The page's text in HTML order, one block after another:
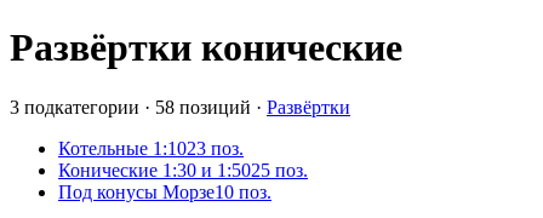
Развёртки конические
3 подкатегории · 58 позиций · Развёртки
Котельные 1:1023 поз.
Конические 1:30 и 1:5025 поз.
Под конусы Морзе10 поз.